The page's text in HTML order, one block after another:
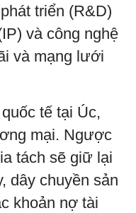
triển (R&D)
và công nghệ
và mạng lưới
tế tại Úc,
mại. Ngược
tách sẽ giữ lại
dây chuyền sản
khoản nợ tài